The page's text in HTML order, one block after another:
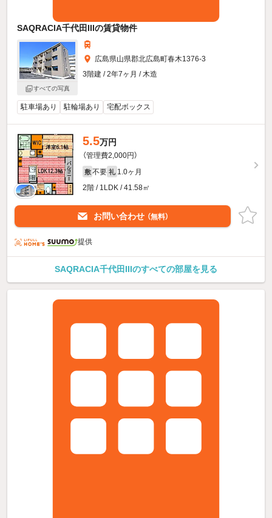
SAQRACIA千代田IIIの賃貸物件
すべての写真
広島県山県郡北広島町春木1376-3
3階建 / 2年7ヶ月 / 木造
駐車場あり 駐輪場あり 宅配ボックス
5.5万円
（管理費2,000円）
敷 不要 礼 1.0ヶ月
2階 / 1LDK / 41.58㎡
お問い合わせ （無料）
提供
SAQRACIA千代田IIIのすべての部屋を見る